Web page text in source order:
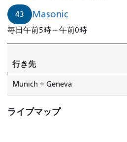
43 Masonic
毎日午前5時～午前0時
行き先
Munich + Geneva
ライブマップ